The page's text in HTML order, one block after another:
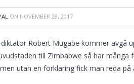
ON NOVEMBER 28, 2017
Robert Mugabe kommer avgå
till Zimbabwe så har
utan en förklaring fick man reda